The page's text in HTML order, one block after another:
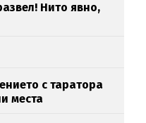
Нито явно,
с таратора
места